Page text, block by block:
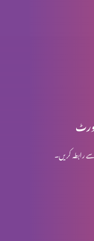
(حصہ 1)
رابطہ کریں۔